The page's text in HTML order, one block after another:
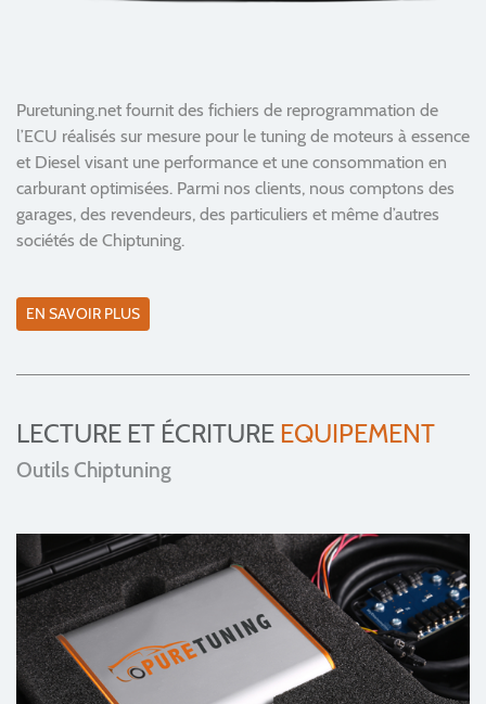
Puretuning.net fournit des fichiers de reprogrammation de
l’ECU réalisés sur mesure pour le tuning de moteurs à essence
et Diesel visant une performance et une consommation en
carburant optimisées. Parmi nos clients, nous comptons des
garages, des revendeurs, des particuliers et même d’autres
sociétés de Chiptuning.
EN SAVOIR PLUS
LECTURE ET ÉCRITURE EQUIPEMENT
Outils Chiptuning